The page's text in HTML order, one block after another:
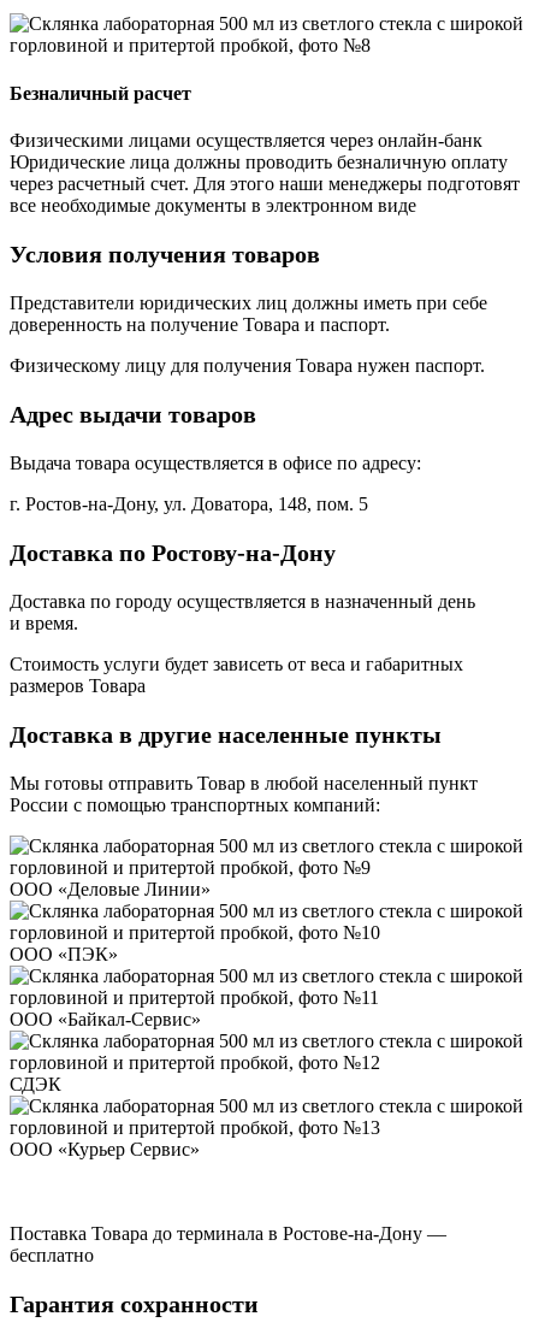
Безналичный расчет
Физическими лицами осуществляется через онлайн-банк
Юридические лица должны проводить безналичную оплату
через расчетный счет. Для этого наши менеджеры подготовят
все необходимые документы в электронном виде
Условия получения товаров
Представители юридических лиц должны иметь при себе
доверенность на получение Товара и паспорт.
Физическому лицу для получения Товара нужен паспорт.
Адрес выдачи товаров
Выдача товара осуществляется в офисе по адресу:
г. Ростов-на-Дону, ул. Доватора, 148, пом. 5
Доставка по Ростову-на-Дону
Доставка по городу осуществляется в назначенный день
и время.
Стоимость услуги будет зависеть от веса и габаритных
размеров Товара
Доставка в другие населенные пункты
Мы готовы отправить Товар в любой населенный пункт
России с помощью транспортных компаний:
ООО «Деловые Линии»
ООО «ПЭК»
ООО «Байкал-Сервис»
СДЭК
ООО «Курьер Сервис»
Поставка Товара до терминала в Ростове-на-Дону —
бесплатно
Гарантия сохранности